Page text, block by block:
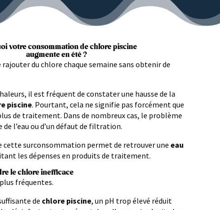
votre consommation de chlore piscine
augmente en été ?
rajouter du chlore chaque semaine sans obtenir de
il est fréquent de constater une hausse de la
piscine. Pourtant, cela ne signifie pas forcément que
de traitement. Dans de nombreux cas, le problème
l’eau ou d’un défaut de filtration.
cette surconsommation permet de retrouver une eau
les dépenses en produits de traitement.
le chlore inefficace
plus fréquentes.
de chlore piscine, un pH trop élevé réduit